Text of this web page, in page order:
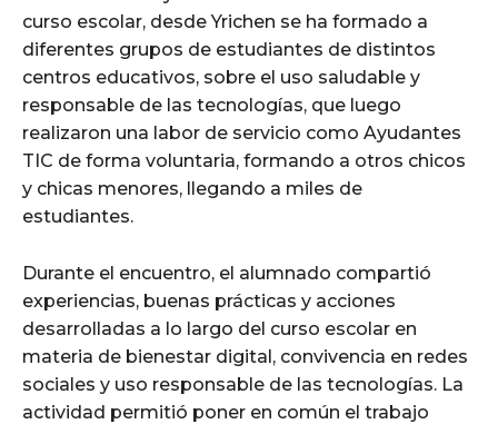
curso escolar, desde Yrichen se ha formado a
diferentes grupos de estudiantes de distintos
centros educativos, sobre el uso saludable y
responsable de las tecnologías, que luego
realizaron una labor de servicio como Ayudantes
TIC de forma voluntaria, formando a otros chicos
y chicas menores, llegando a miles de
estudiantes.
Durante el encuentro, el alumnado compartió
experiencias, buenas prácticas y acciones
desarrolladas a lo largo del curso escolar en
materia de bienestar digital, convivencia en redes
sociales y uso responsable de las tecnologías. La
actividad permitió poner en común el trabajo